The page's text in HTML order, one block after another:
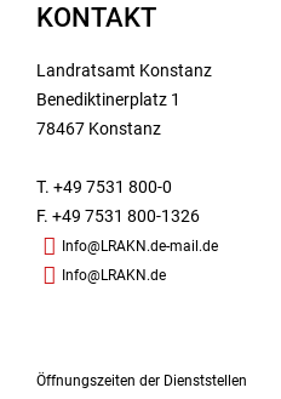
KONTAKT
Landratsamt Konstanz
Benediktinerplatz 1
78467 Konstanz
T. +49 7531 800-0
F. +49 7531 800-1326
Info@LRAKN.de-mail.de
Info@LRAKN.de
Öffnungszeiten der Dienststellen